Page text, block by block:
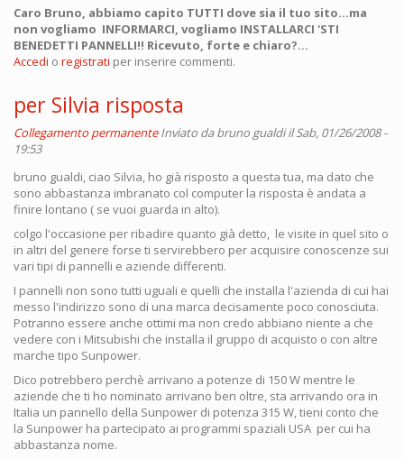
Caro Bruno, abbiamo capito TUTTI dove sia il tuo sito...ma
non vogliamo INFORMARCI, vogliamo INSTALLARCI 'STI
BENEDETTI PANNELLI!! Ricevuto, forte e chiaro?...
Accedi o registrati per inserire commenti.
per Silvia risposta
Collegamento permanente Inviato dabruno gualdiil Sab, 01/26/2008 -
19:53
bruno gualdi, ciao Silvia, ho già risposto a questa tua, ma dato che
sono abbastanza imbranato col computer la risposta è andata a
finire lontano ( se vuoi guarda in alto).
colgo l'occasione per ribadire quanto già detto, le visite in quel sito o
in altri del genere forse ti servirebbero per acquisire conoscenze sui
vari tipi di pannelli e aziende differenti.
I pannelli non sono tutti uguali e quelli che installa l'azienda di cui hai
messo l'indirizzo sono di una marca decisamente poco conosciuta.
Potranno essere anche ottimi ma non credo abbiano niente a che
vedere con i Mitsubishi che installa il gruppo di acquisto o con altre
marche tipo Sunpower.
Dico potrebbero perchè arrivano a potenze di 150 W mentre le
aziende che ti ho nominato arrivano ben oltre, sta arrivando ora in
Italia un pannello della Sunpower di potenza 315 W, tieni conto che
la Sunpower ha partecipato ai programmi spaziali USA per cui ha
abbastanza nome.